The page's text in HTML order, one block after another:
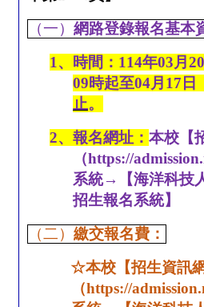
（一）網路登錄報名基本
1 、時間： 114年03月20
09時起至04月17 日
止。
2、報名網址：本校【
（https://
系統→【海洋科技
招生報名系統】
（二）繳交報名費：
☆本校【招生資訊網
（https://